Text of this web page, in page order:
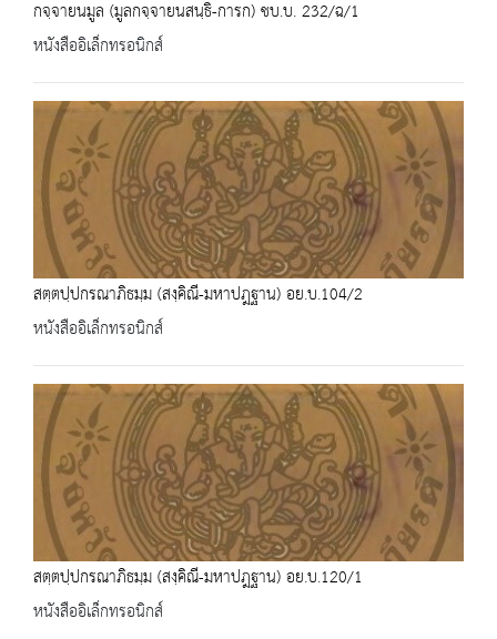
กจฺจายนมูล (มูลกจฺจายนสนฺธิ-การก) ชบ.บ. 232/ฉ/1
หนังสืออิเล็กทรอนิกส์
สตฺตปฺปกรณาภิธมฺม (สงฺคิณี-มหาปฎฐาน) อย.บ.104/2
หนังสืออิเล็กทรอนิกส์
สตฺตปฺปกรณาภิธมฺม (สงฺคิณี-มหาปฎฐาน) อย.บ.120/1
หนังสืออิเล็กทรอนิกส์